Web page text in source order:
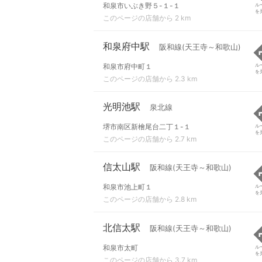
和泉市いぶき野５-１-１
このページの店舗から 2 km
ル
を
和泉府中駅 阪和線(天王寺～和歌山)
和泉市府中町１
このページの店舗から 2.3 km
ル
を
光明池駅 泉北線
堺市南区新檜尾台二丁１-１
このページの店舗から 2.7 km
ル
を
信太山駅 阪和線(天王寺～和歌山)
和泉市池上町１
このページの店舗から 2.8 km
ル
を
北信太駅 阪和線(天王寺～和歌山)
和泉市太町
このページの店舗から 3.7 km
ル
を